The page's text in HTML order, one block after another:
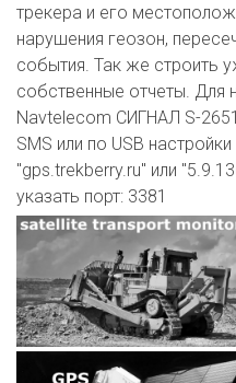
трекера и его
нарушения геозон,
события. Так же строить
собственные отчеты. Для
Navtelecom СИГНАЛ S-
SMS или по USB
"gps.trekberry.ru" или
указать порт: 3381